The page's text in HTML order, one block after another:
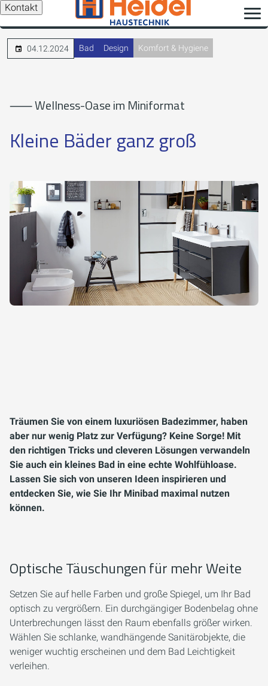
Kontakt
04.12.2024 Bad Design Komfort & Hygiene
⸺ Wellness-Oase im Miniformat
Kleine Bäder ganz groß
Träumen Sie von einem luxuriösen Badezimmer, haben
aber nur wenig Platz zur Verfügung? Keine Sorge! Mit
den richtigen Tricks und cleveren Lösungen verwandeln
Sie auch ein kleines Bad in eine echte Wohlfühloase.
Lassen Sie sich von unseren Ideen inspirieren und
entdecken Sie, wie Sie Ihr Minibad maximal nutzen
können.
Optische Täuschungen für mehr Weite
Setzen Sie auf helle Farben und große Spiegel, um Ihr Bad
optisch zu vergrößern. Ein durchgängiger Bodenbelag ohne
Unterbrechungen lässt den Raum ebenfalls größer wirken.
Wählen Sie schlanke, wandhängende Sanitärobjekte, die
weniger wuchtig erscheinen und dem Bad Leichtigkeit
verleihen.